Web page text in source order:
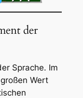
der
Sprache. Im
Wert